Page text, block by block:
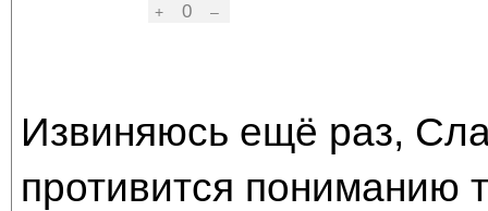
+
0 –
Извиняюсь ещё раз,
противится пониманию